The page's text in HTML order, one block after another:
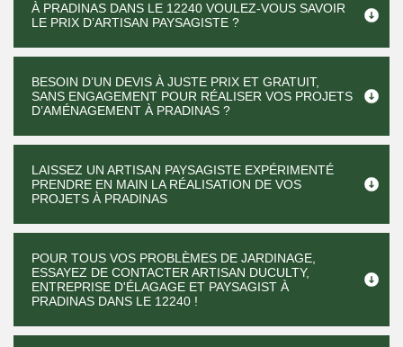
À PRADINAS DANS LE 12240 VOULEZ-VOUS SAVOIR
LE PRIX D’ARTISAN PAYSAGISTE ?
BESOIN D’UN DEVIS À JUSTE PRIX ET GRATUIT,
SANS ENGAGEMENT POUR RÉALISER VOS PROJETS
D’AMÉNAGEMENT À PRADINAS ?
LAISSEZ UN ARTISAN PAYSAGISTE EXPÉRIMENTÉ
PRENDRE EN MAIN LA RÉALISATION DE VOS
PROJETS À PRADINAS
POUR TOUS VOS PROBLÈMES DE JARDINAGE,
ESSAYEZ DE CONTACTER ARTISAN DUCULTY,
ENTREPRISE D'ÉLAGAGE ET PAYSAGIST À
PRADINAS DANS LE 12240 !